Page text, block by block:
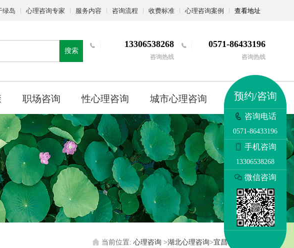
绿岛 心理咨询专家 服务内容 咨询流程 收费标准 心理咨询案例 查看地址
搜索
13306538268
咨询热线
0571-86433196
咨询热线
职场咨询 性心理咨询 城市心理咨询 更多
当前位置: 心理咨询 >湖北心理咨询>宜昌心理医生
预约/咨询
咨询电话
0571-86433196
手机咨询
13306538268
微信咨询